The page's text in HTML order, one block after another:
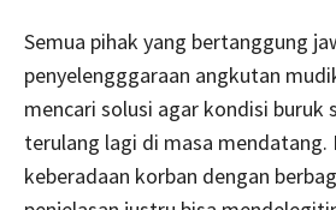
Semua pihak yang bertanggung
penyelengggaraan angkutan
mencari solusi agar kondisi buruk
terulang lagi di masa mendatang.
keberadaan korban dengan